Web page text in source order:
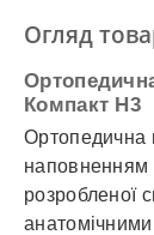
✓ Детальніше
Огляд
Компакт H3
Ортопедична
наповненням
розробленої